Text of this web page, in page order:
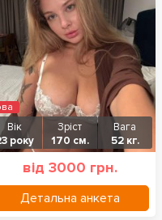
Вік
року
Зріст
170 см.
Вага
52 кг.
від 3000 грн.
Детальна анкета